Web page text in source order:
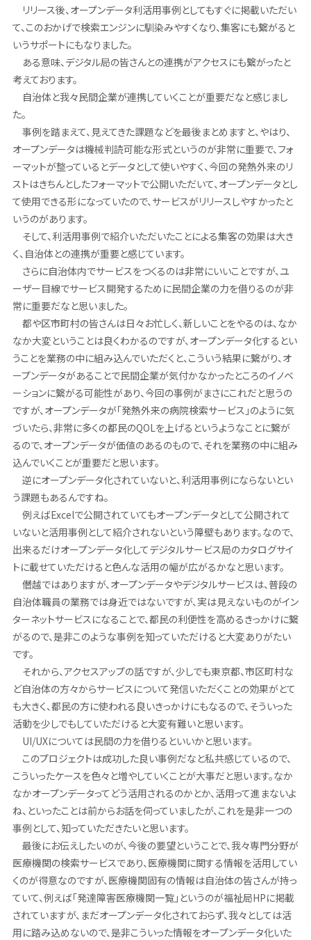
リリース後、オープンデータ利活用事例としてもすぐに掲載いただい
て、このおかげで検索エンジンに馴染みやすくなり、集客にも繋がると
いうサポートにもなりました。
ある意味、デジタル局の皆さんとの連携がアクセスにも繋がったと
考えております。
自治体と我々民間企業が連携していくことが重要だなと感じまし
た。
事例を踏まえて、見えてきた課題などを最後まとめますと、やはり、
オープンデータは機械判読可能な形式というのが非常に重要で、フォ
ーマットが整っているとデータとして使いやすく、今回の発熱外来のリ
ストはきちんとしたフォーマットで公開いただいて、オープンデータとし
て使用できる形になっていたので、サービスがリリースしやすかったと
いうのがあります。
そして、利活用事例で紹介いただいたことによる集客の効果は大き
く、自治体との連携が重要と感じています。
さらに自治体内でサービスをつくるのは非常にいいことですが、ユ
ーザー目線でサービス開発するために民間企業の力を借りるのが非
常に重要だなと思いました。
都や区市町村の皆さんは日々お忙しく、新しいことをやるのは、なか
なか大変ということは良くわかるのですが、オープンデータ化するとい
うことを業務の中に組み込んでいただくと、こういう結果に繋がり、オ
ープンデータがあることで民間企業が気付かなかったところのイノベ
ーションに繋がる可能性があり、今回の事例がまさにこれだと思うの
ですが、オープンデータが「発熱外来の病院検索サービス」のように気
づいたら、非常に多くの都民のQOLを上げるというようなことに繋が
るので、オープンデータが価値のあるのもので、それを業務の中に組み
込んでいくことが重要だと思います。
逆にオープンデータ化されていないと、利活用事例にならないとい
う課題もあるんですね。
例えばExcelで公開されていてもオープンデータとして公開されて
いないと活用事例として紹介されないという障壁もあります。なので、
出来るだけオープンデータ化してデジタルサービス局のカタログサイ
トに載せていただけると色んな活用の幅が広がるかなと思います。
僭越ではありますが、オープンデータやデジタルサービスは、普段の
自治体職員の業務では身近ではないですが、実は見えないものがイン
ターネットサービスになることで、都民の利便性を高めるきっかけに繋
がるので、是非このような事例を知っていただけると大変ありがたい
です。
それから、アクセスアップの話ですが、少しでも東京都、市区町村な
ど自治体の方々からサービスについて発信いただくことの効果がとて
も大きく、都民の方に使われる良いきっかけにもなるので、そういった
活動を少しでもしていただけると大変有難いと思います。
UI/UXについては民間の力を借りるといいかと思います。
このプロジェクトは成功した良い事例だなと私共感じているので、
こういったケースを色々と増やしていくことが大事だと思います。なか
なかオープンデータってどう活用されるのかとか、活用って進まないよ
ね、といったことは前からお話を伺っていましたが、これを是非一つの
事例として、知っていただきたいと思います。
最後にお伝えしたいのが、今後の要望ということで、我々専門分野が
医療機関の検索サービスであり、医療機関に関する情報を活用してい
くのが得意なのですが、医療機関固有の情報は自治体の皆さんが持っ
ていて、例えば「発達障害医療機関一覧」というのが福祉局HPに掲載
されていますが、まだオープンデータ化されておらず、我々としては活
用に踏み込めないので、是非こういった情報をオープンデータ化いた